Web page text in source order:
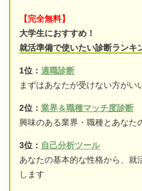
【完全無料】
大学生におすすめ！
就活準備で使いたい診断ランキ
1位： 適職診断
まずはあなたが受けない方がい
2位： 業界＆職種マッチ度診断
興味のある業界・職種とあなた
3位： 自己分析ツール
あなたの基本的な性格から、就
します